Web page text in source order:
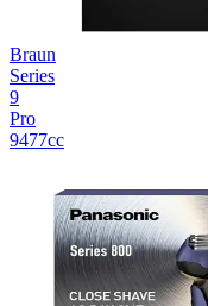
Braun
Series
9
Pro
9477cc